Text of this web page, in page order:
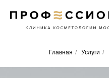
Главная / Услуги /